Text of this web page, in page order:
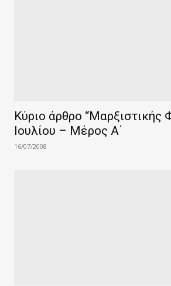
Κύριο άρθρο “Μαρξιστικής
Ιουλίου – Μέρος Α΄
16/07/2008